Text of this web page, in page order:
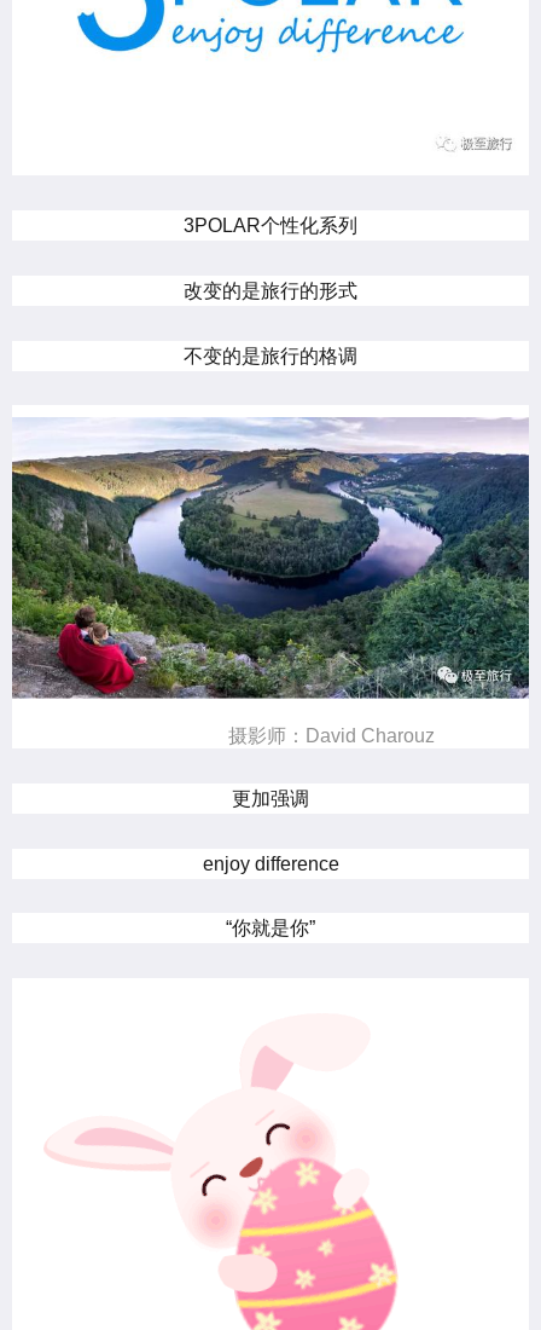
3POLAR个性化系列
改变的是旅行的形式
不变的是旅行的格调
摄影师：David Charouz
更加强调
enjoy difference
“你就是你”